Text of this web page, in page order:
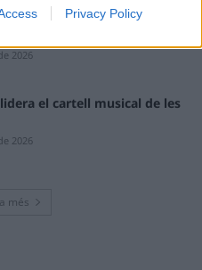
Privacy Policy
de les Festes Majors
2026
el cartell musical de les
2026
més